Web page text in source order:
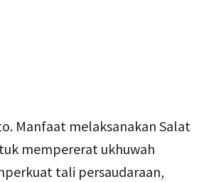
Manfaat melaksanakan Salat
mempererat ukhuwah
tali persaudaraan,